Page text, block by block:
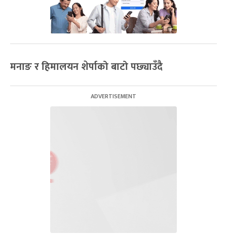
मनाङ र हिमालयन शेर्पाको बाटो पछ्याउँदै